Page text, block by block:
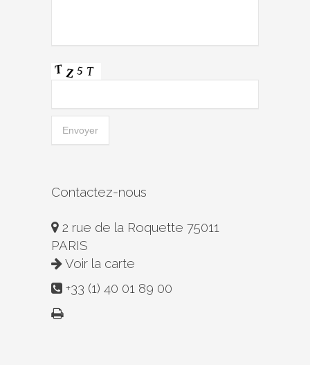
Contactez-nous
2 rue de la Roquette 75011
PARIS
Voir la carte
+33 (1) 40 01 89 00